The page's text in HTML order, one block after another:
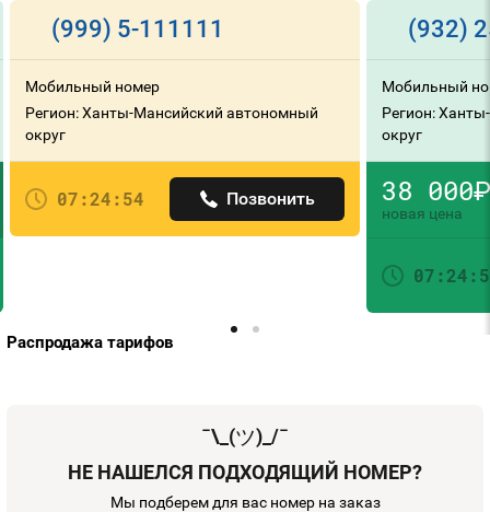
(999) 5-111111
Мобильный номер
Регион: Ханты-Мансийский автономный
округ
07:24:54 Позвонить
(932)
Мобильный
Регион:
округ
38 000руб.
новая цена
Распродажа тарифов
¯\_(ツ)_/¯
НЕ НАШЕЛСЯ ПОДХОДЯЩИЙ НОМЕР?
Мы подберем для вас номер на заказ